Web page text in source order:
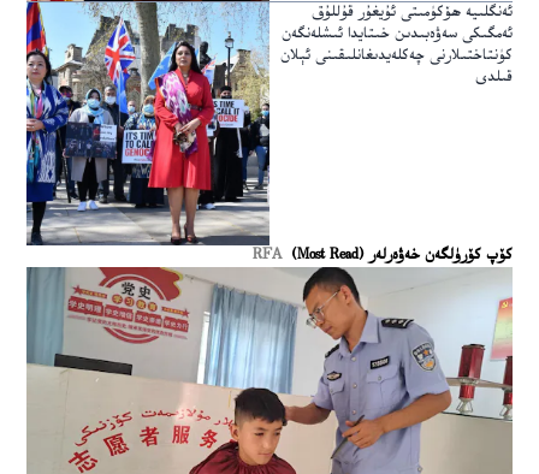
ئەنگلىيە ھۆكۈمىتى ئۇيغۇر قۇللۇق
ئەمگىكى سەۋەبىدىن خىتايدا ئىشلەنگەن
كۈنتاختىلارنى چەكلەيدىغانلىقىنى ئېلان
قىلدى
كۆپ كۆرۈلگەن خەۋەرلەر (Most Read) RFA